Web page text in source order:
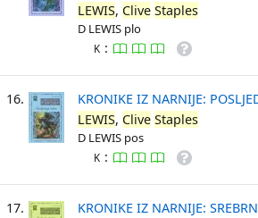
LEWIS, Clive Staples
D LEWIS plo
K :
16.
KRONIKE IZ NARNIJE:
LEWIS, Clive Staples
D LEWIS pos
K :
17.
KRONIKE IZ NARNIJE: